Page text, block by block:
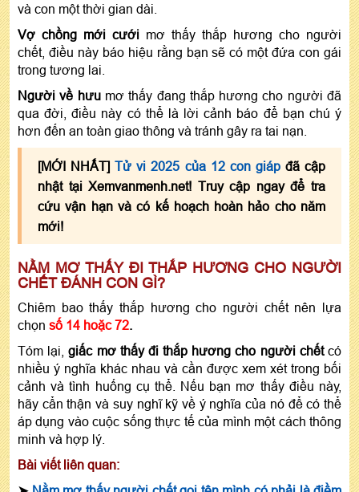
và con một thời gian dài.
Vợ chồng mới cưới mơ thấy thắp hương cho người
chết, điều này báo hiệu rằng bạn sẽ có một đứa con gái
trong tương lai.
Người về hưu mơ thấy đang thắp hương cho người đã
qua đời, điều này có thể là lời cảnh báo để bạn chú ý
hơn đến an toàn giao thông và tránh gây ra tai nạn.
[MỚI NHẤT]Tử vi 2025 của 12 con giápđã cập
nhật tại Xemvanmenh.net! Truy cập ngay để tra
cứu vận hạn và có kế hoạch hoàn hảo cho năm
mới!
NẰM MƠ THẤY ĐI THẮP HƯƠNG CHO NGƯỜI
CHẾT ĐÁNH CON GÌ?
Chiêm bao thấy thắp hương cho người chết nên lựa
chọn số 14 hoặc 72.
Tóm lại,giấc mơ thấy đi thắp hương cho người chếtcó
nhiều ý nghĩa khác nhau và cần được xem xét trong bối
cảnh và tình huống cụ thể. Nếu bạn mơ thấy điều này,
hãy cẩn thận và suy nghĩ kỹ về ý nghĩa của nó để có thể
áp dụng vào cuộc sống thực tế của mình một cách thông
minh và hợp lý.
Bài viết liên quan: